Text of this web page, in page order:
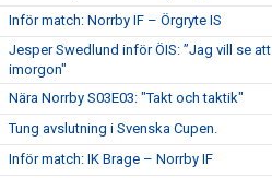
Inför match: Norrby IF – Örgryte IS
Jesper Swedlund inför ÖIS: ”Jag vill se
imorgon"
Nära Norrby S03E03: "Takt och taktik"
Tung avslutning i Svenska Cupen.
Inför match: IK Brage – Norrby IF